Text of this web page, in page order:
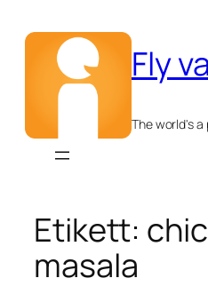
innehåll
Fly
The world's
Etikett:
masala